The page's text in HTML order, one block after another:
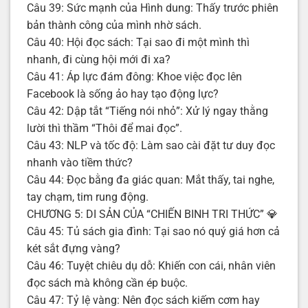
Câu 39: Sức mạnh của Hình dung: Thấy trước phiên
bản thành công của mình nhờ sách.
Câu 40: Hội đọc sách: Tại sao đi một mình thì
nhanh, đi cùng hội mới đi xa?
Câu 41: Áp lực đám đông: Khoe việc đọc lên
Facebook là sống ảo hay tạo động lực?
Câu 42: Dập tắt “Tiếng nói nhỏ”: Xử lý ngay thằng
lười thì thầm “Thôi để mai đọc”.
Câu 43: NLP và tốc độ: Làm sao cài đặt tư duy đọc
nhanh vào tiềm thức?
Câu 44: Đọc bằng đa giác quan: Mắt thấy, tai nghe,
tay chạm, tim rung động.
CHƯƠNG 5: DI SẢN CỦA “CHIẾN BINH TRI THỨC” 💎
Câu 45: Tủ sách gia đình: Tại sao nó quý giá hơn cả
két sắt đựng vàng?
Câu 46: Tuyệt chiêu dụ dỗ: Khiến con cái, nhân viên
đọc sách mà không cần ép buộc.
Câu 47: Tỷ lệ vàng: Nên đọc sách kiếm cơm hay